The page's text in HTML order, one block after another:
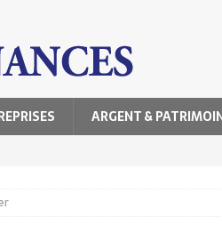
ARGENT &